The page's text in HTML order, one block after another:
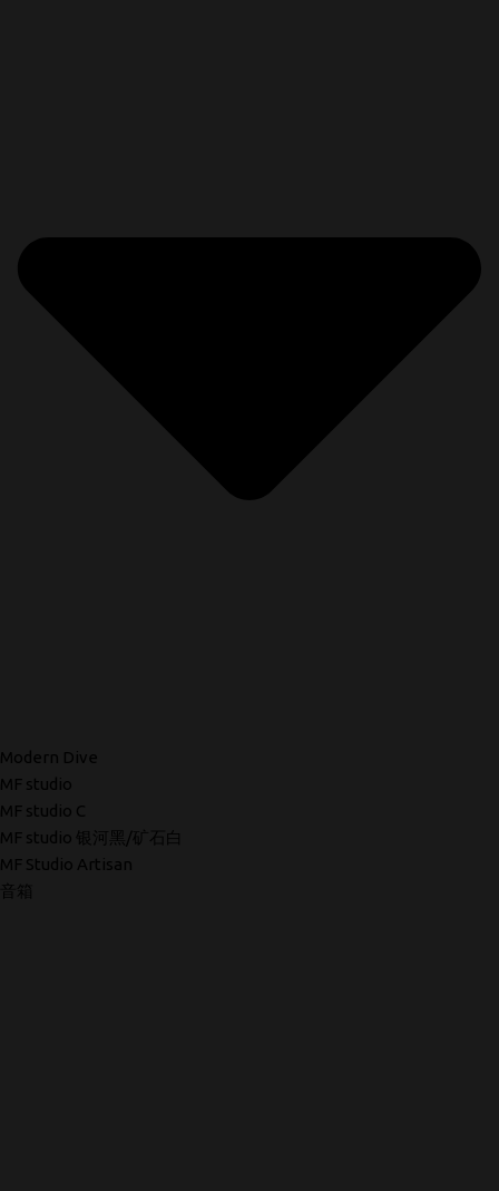
Modern Dive
MF studio
MF studio C
MF studio 银河黑/矿石白
MF Studio Artisan
音箱